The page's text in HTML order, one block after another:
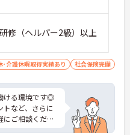
修（ヘルパー2級）以上
･介護休暇取得実績あり 社会保険完備
ける環境です◎
トなど、さらに
にご相談くださ